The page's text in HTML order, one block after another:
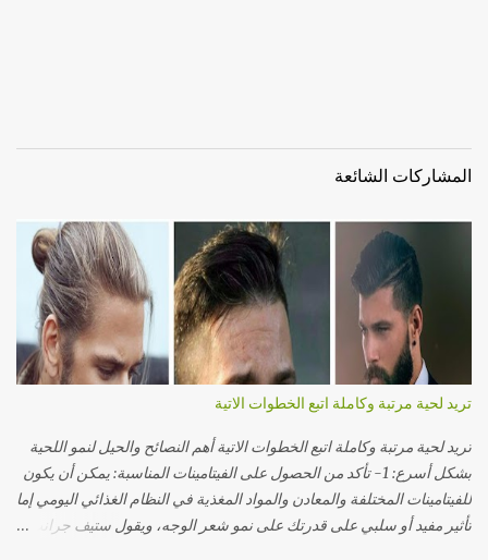
المشاركات الشائعة
تريد لحية مرتبة وكاملة اتبع الخطوات الاتية
تريد لحية مرتبة وكاملة اتبع الخطوات الاتية أهم النصائح والحيل لنمو اللحية
بشكل أسرع: 1- تأكد من الحصول على الفيتامينات المناسبة: يمكن أن يكون
للفيتامينات المختلفة والمعادن والمواد المغذية في النظام الغذائي اليومي إما
تأثير مفيد أو سلبي على قدرتك على نمو شعر الوجه، ويقول ستيف جرانت